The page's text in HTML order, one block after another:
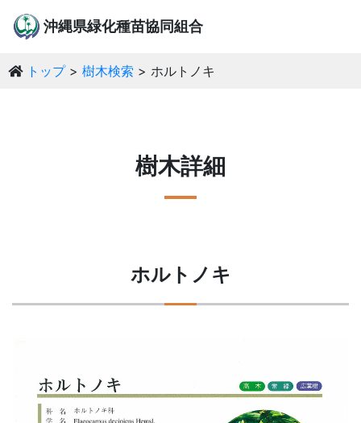
沖縄県緑化種苗協同組合
トップ 樹木検索 ホルトノキ
樹木詳細
ホルトノキ